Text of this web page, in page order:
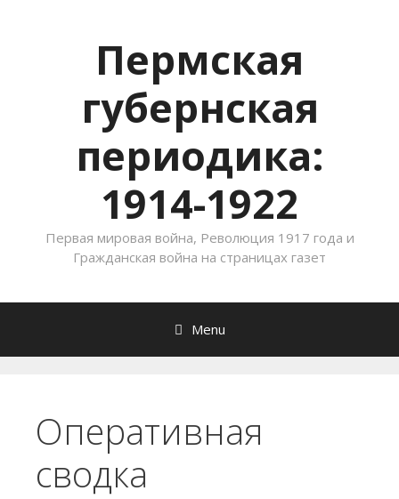
Пермская
губернская
периодика:
1914-1922
Первая мировая война, Революция 1917 года и
Гражданская война на страницах газет
Menu
Оперативная
сводка